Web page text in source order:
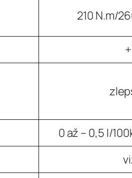
210 N.m/
0 až – 0,5 l/